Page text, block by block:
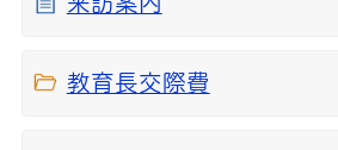
教育長交際費